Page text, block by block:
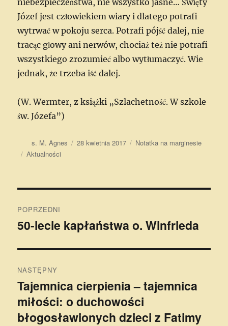
Józef jest człowiekiem wiary i dlatego potrafi
wytrwać w pokoju serca. Potrafi pójść dalej, nie
tracąc głowy ani nerwów, chociaż też nie potrafi
wszystkiego zrozumieć albo wytłumaczyć. Wie
jednak, że trzeba iść dalej.
(W. Wermter, z książki „Szlachetność. W szkole
św. Józefa”)
Autor
s. M. Agnes
Data
28 kwietnia 2017 Format
Notatka na marginesie
Kategorie
Aktualności
wpisu
POPRZEDNI
Poprzedni
50-lecie kapłaństwa o. Winfrieda
NASTĘPNY
Następny
wpis:
Tajemnica cierpienia – tajemnica
miłości: o duchowości
błogosławionych dzieci z Fatimy